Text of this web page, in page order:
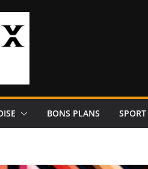
BONS PLANS SPORT